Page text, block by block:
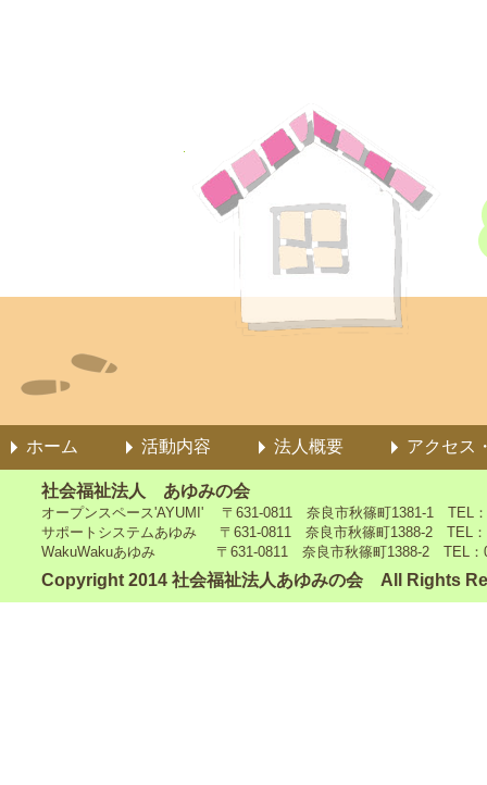
ホーム 活動内容 法人概要 アクセス
社会福祉法人 あゆみの会
オープンスペース'AYUMI' 〒631-0811 奈良市秋篠町1381-1 TEL
サポートシステムあゆみ 〒631-0811 奈良市秋篠町1388-2 TEL：
WakuWakuあゆみ 〒631-0811 奈良市秋篠町1388-2 TEL：
Copyright 2014 社会福祉法人あゆみの会 All Rights